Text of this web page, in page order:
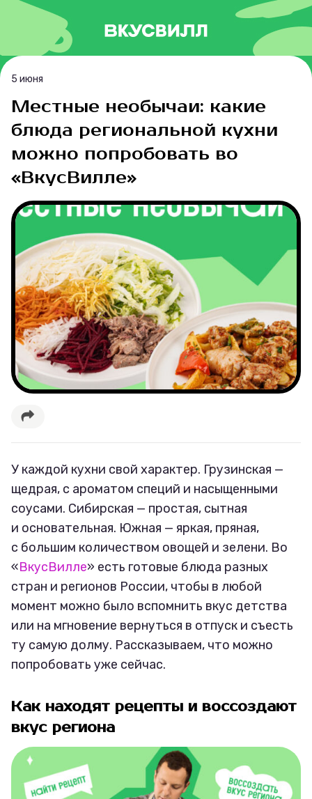
5 июня
Местные необычаи: какие
блюда региональной кухни
можно попробовать во
«ВкусВилле»
У каждой кухни свой характер. Грузинская —
щедрая, с ароматом специй и насыщенными
соусами. Сибирская — простая, сытная
и основательная. Южная — яркая, пряная,
с большим количеством овощей и зелени. Во
«ВкусВилле» есть готовые блюда разных
стран и регионов России, чтобы в любой
момент можно было вспомнить вкус детства
или на мгновение вернуться в отпуск и съесть
ту самую долму. Рассказываем, что можно
попробовать уже сейчас.
Как находят рецепты и воссоздают
вкус региона